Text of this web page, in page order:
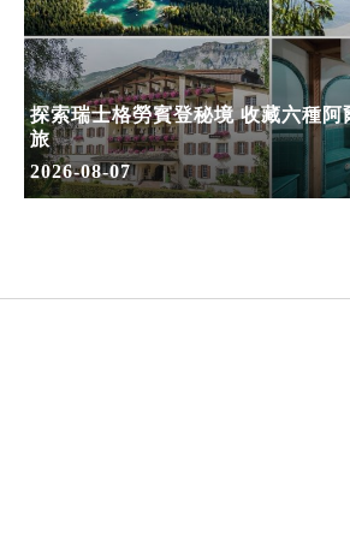
探索瑞士格勞賓登秘境 收藏六種阿
旅
2026-08-07